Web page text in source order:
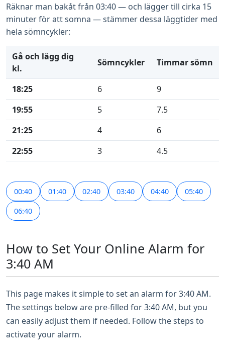
Räknar man bakåt från 03:40 — och lägger till cirka 15
minuter för att somna — stämmer dessa läggtider med
hela sömncykler:
Gå och lägg dig
kl.
Sömncykler Timmar sömn
18:25 6
9
19:55
5
7.5
21:25
4
6
22:55
3 4.5
00:40 01:40 02:40 03:40 04:40 05:40
06:40
How to Set Your Online Alarm for
3:40 AM
This page makes it simple to set an alarm for 3:40 AM.
The settings below are pre-filled for 3:40 AM, but you
can easily adjust them if needed. Follow the steps to
activate your alarm.